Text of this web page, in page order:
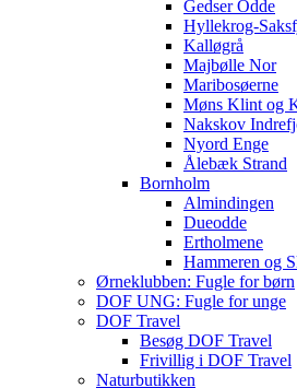
Gedser Odde
Hyllekrog-
Kalløgrå
Majbølle Nor
Maribosøerne
Møns Klint og
Nakskov
Nyord Enge
Ålebæk Strand
Bornholm
Almindingen
Dueodde
Ertholmene
Hammeren og
Ørneklubben: Fugle for børn
DOF UNG: Fugle for unge
DOF Travel
Besøg DOF Travel
Frivillig i DOF Travel
Naturbutikken